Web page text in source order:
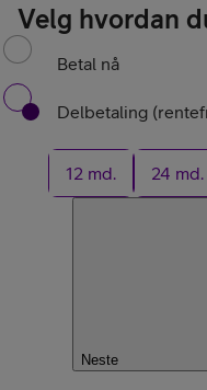
Velg hvordan
Betal nå
Delbetaling
12 md. 24 md.
Neste